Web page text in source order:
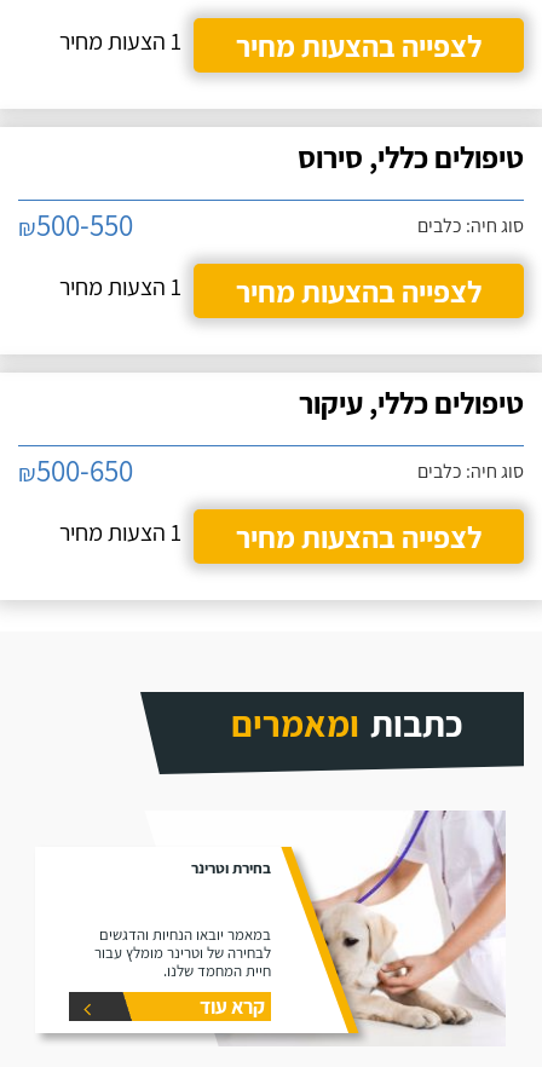
לצפייה בהצעות מחיר
1 הצעות מחיר
טיפולים כללי, סירוס
סוג חיה: כלבים ₪500-550
לצפייה בהצעות מחיר
1 הצעות מחיר
טיפולים כללי, עיקור
סוג חיה: כלבים ₪500-650
לצפייה בהצעות מחיר
1 הצעות מחיר
כתבות ומאמרים
בחירת וטרינר
במאמר יובאו הנחיות והדגשים
לבחירה של וטרינר מומלץ עבור
חיית המחמד שלנו.
קרא עוד